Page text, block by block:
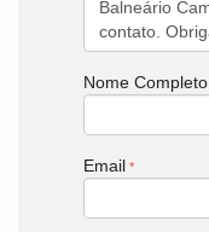
Nome Completo
Email